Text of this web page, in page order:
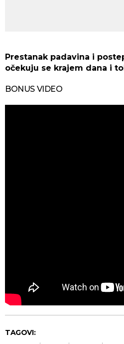
Prestanak padavina i
očekuju se krajem dana i
BONUS VIDEO
TAGOVI: